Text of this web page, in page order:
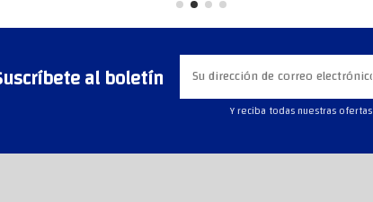
al boletín
Y reciba todas nuestras ofertas